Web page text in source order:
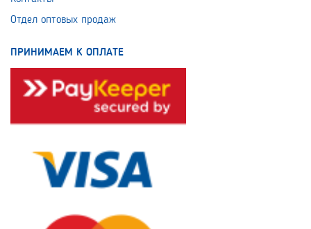
Отдел оптовых продаж
ПРИНИМАЕМ К ОПЛАТЕ